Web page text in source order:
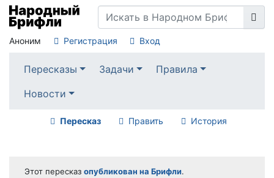
Аноним Регистрация Вход
Пересказы Задачи
Правила
Новости
Пересказ Править История
Этот пересказ опубликован на Брифли.